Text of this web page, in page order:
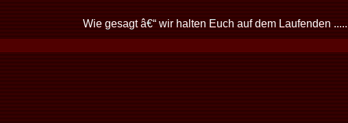
Wie gesagt â€“ wir halten Euch auf dem Laufenden .....